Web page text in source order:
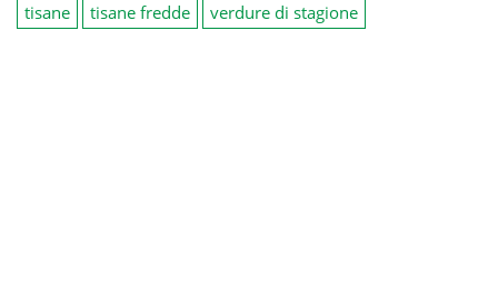
tisane
tisane fredde verdure di stagione